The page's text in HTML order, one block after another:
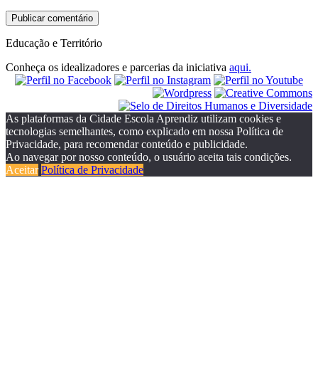
Educação e Território
Conheça os idealizadores e parcerias da iniciativa aqui.
As plataformas da Cidade Escola Aprendiz utilizam cookies e
tecnologias semelhantes, como explicado em nossa Política de
Privacidade, para recomendar conteúdo e publicidade.
Ao navegar por nosso conteúdo, o usuário aceita tais condições.
Aceitar Política de Privacidade